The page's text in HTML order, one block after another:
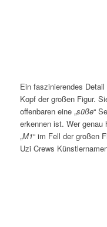
Ein faszinierendes
Kopf der großen Figur.
offenbaren eine „süße“
erkennen ist. Wer
„M1“ im Fell der großen
Uzi Crews